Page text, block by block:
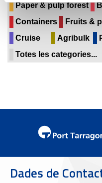
Paper & pulp forest
Containers
Fruits &
Cruise
Agribulk
Totes les categories...
Dades de